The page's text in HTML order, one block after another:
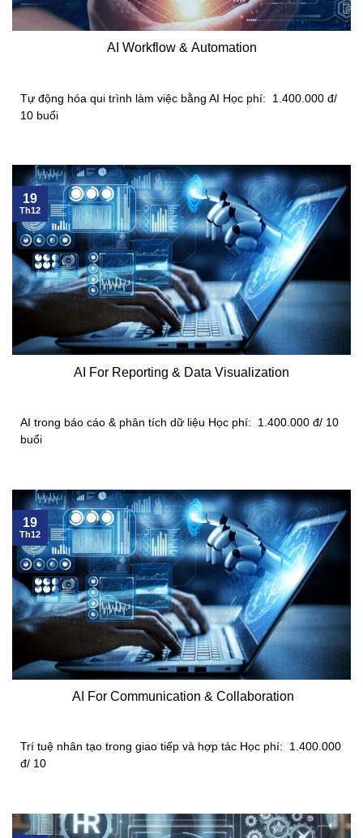
AI Workflow & Automation
Tự động hóa qui trình làm việc bằng AI Học phí: 1.400.000 đ/
10 buổi
AI For Reporting & Data Visualization
AI trong báo cáo & phân tích dữ liệu Học phí: 1.400.000 đ/ 10
buổi
19
Th12
AI For Communication & Collaboration
Trí tuệ nhân tạo trong giao tiếp và hợp tác Học phí: 1.400.000
đ/ 10
19
Th12